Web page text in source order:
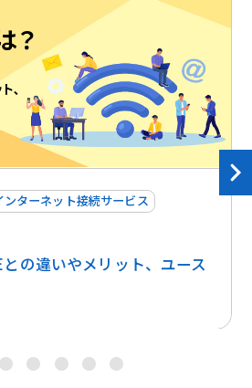
ンターネット接続サービス
の違いやメリット、ユース
● ● ● ● ●
わせ